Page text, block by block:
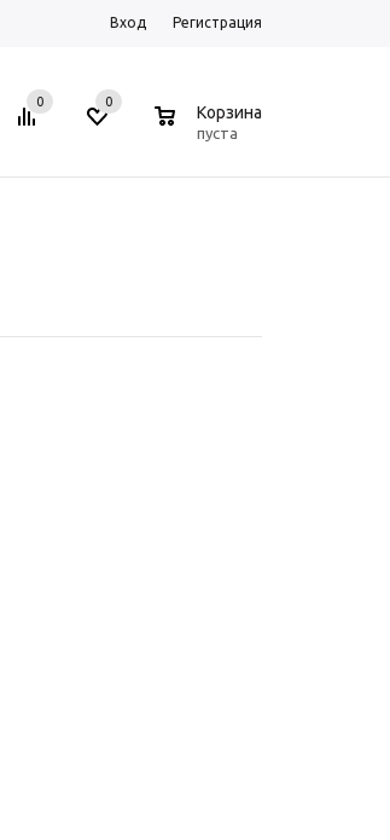
Вход Регистрация
0 0
Корзина
пуста